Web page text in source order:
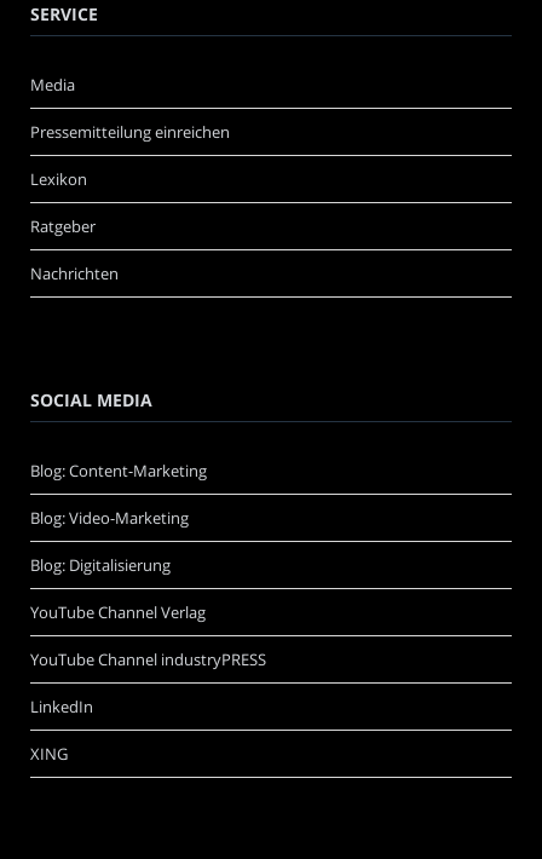
SERVICE
Media
Pressemitteilung einreichen
Lexikon
Ratgeber
Nachrichten
SOCIAL MEDIA
Blog: Content-Marketing
Blog: Video-Marketing
Blog: Digitalisierung
YouTube Channel Verlag
YouTube Channel industryPRESS
LinkedIn
XING